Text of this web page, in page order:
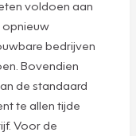
voldoen aan
opnieuw
bedrijven
Bovendien
de standaard
te allen tijde
Voor de